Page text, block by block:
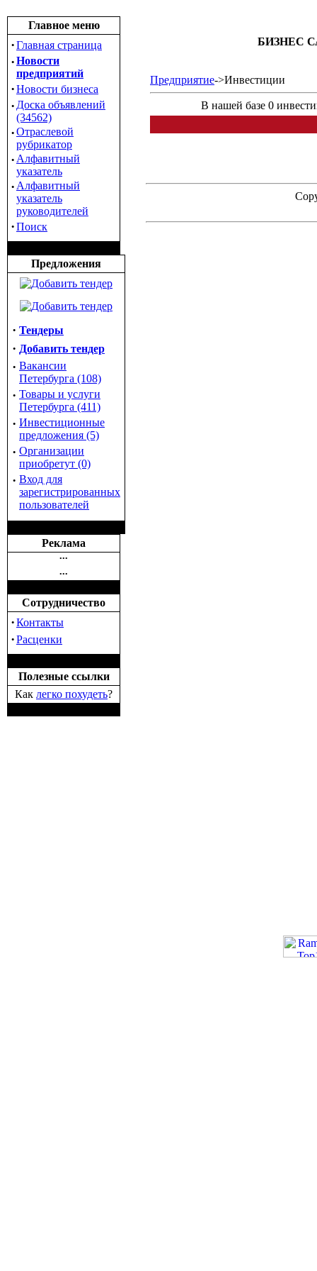
Главное меню
·Главная страница
·Новости
предприятий
·Новости бизнеса
· Доска объявлений
(34562)
·Отраслевой
рубрикатор
· Алфавитный
указатель
· Алфавитный
указатель
руководителей
·Поиск
Предложения
· Тендеры
· Добавить тендер
· Вакансии
Петербурга (108)
· Товары и услуги
Петербурга (411)
· Инвестиционные
предложения (5)
· Организации
приобретут (0)
· Вход для
зарегистрированных
пользователей
Реклама
•••
•••
Сотрудничество
·Контакты
·Расценки
Полезные ссылки
Как легко похудеть?
БИЗНЕС
Предприятие->Инвестиции
В нашей базе 0